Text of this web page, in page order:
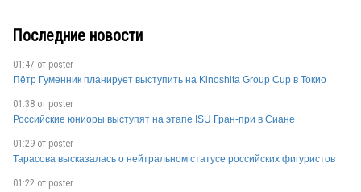
Последние новости
01:47 от poster
Пётр Гуменник планирует выступить на Kinoshita Group Cup в Токио
01:38 от poster
Российские юниоры выступят на этапе ISU Гран-при в Сиане
01:29 от poster
Тарасова высказалась о нейтральном статусе российских фигуристов
01:22 от poster